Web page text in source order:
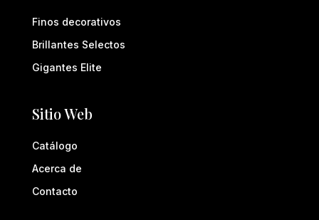
Finos decorativos
Brillantes Selectos
Gigantes Elite
Sitio Web
Catálogo
Acerca de
Contacto